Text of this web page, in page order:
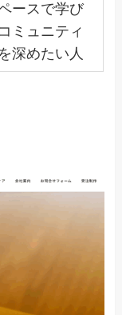
ースで学び
ミュニティ
深めたい人